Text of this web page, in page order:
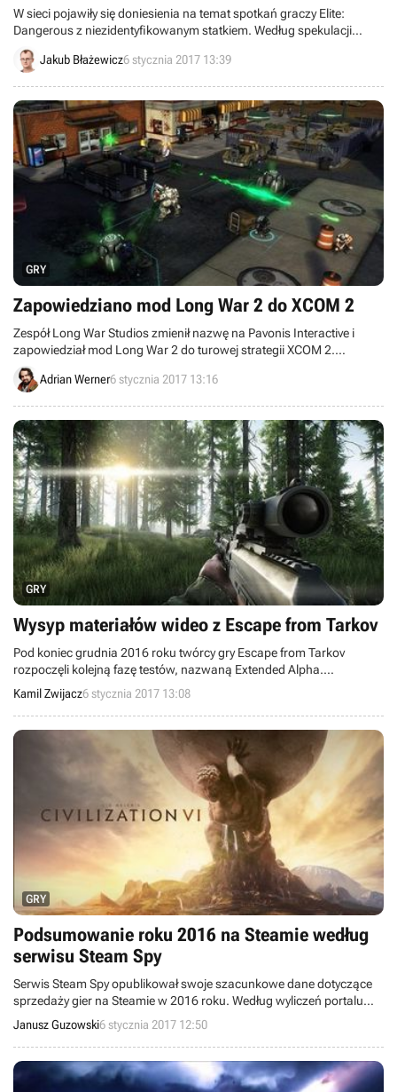
W sieci pojawiły się doniesienia na temat spotkań graczy Elite:
Dangerous z niezidentyfikowanym statkiem. Według spekulacji
tajemniczy obiekt ma być dziełem rasy Thargoidów i zwiastuje rychłe
przybycie tej insektoidalnej rasy.
Jakub Błażewicz6 stycznia 2017 13:39
GRY
Zapowiedziano mod Long War 2 do XCOM 2
Zespół Long War Studios zmienił nazwę na Pavonis Interactive i
zapowiedział mod Long War 2 do turowej strategii XCOM 2.
Pierwsza część uznawana jest za najlepszą modyfikację, jaka
powstała z myślą o XCOM: Enemy Unknown.
Adrian Werner6 stycznia 2017 13:16
GRY
Wysyp materiałów wideo z Escape from Tarkov
Pod koniec grudnia 2016 roku twórcy gry Escape from Tarkov
rozpoczęli kolejną fazę testów, nazwaną Extended Alpha.
Zaowocowało to pojawieniem się w ostatnich dniach wielu
materiałów z rozgrywką.
Kamil Zwijacz6 stycznia 2017 13:08
GRY
Podsumowanie roku 2016 na Steamie według
serwisu Steam Spy
Serwis Steam Spy opublikował swoje szacunkowe dane dotyczące
sprzedaży gier na Steamie w 2016 roku. Według wyliczeń portalu
najbardziej dochodowym tytułem ostatnich dwunastu miesięcy była
najnowsza odsłona serii Civilization. Zaskakująco dobrze radziła
sobie także niezależna produkcja Erica Barone’a – Stardew Valley.
Janusz Guzowski6 stycznia 2017 12:50